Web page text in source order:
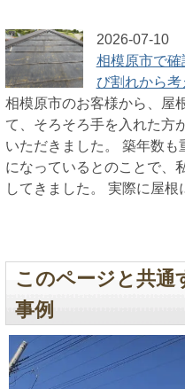
2026-07-10
相模原市で
び割れから
相模原市のお客様から、屋
て、そろそろ手を入れた方
いただきました。 築年数
になっているとのことで、
してきました。 実際に屋根
このページと共通
事例